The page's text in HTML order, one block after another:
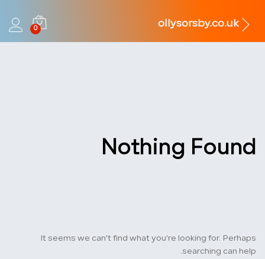
ollysorsby.co.uk
0
Nothing Found
It seems we can’t find what you’re looking for. Perhaps
searching can help.